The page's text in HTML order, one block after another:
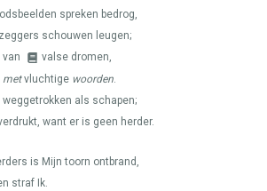
spreken bedrog,
schouwen leugen;
van
valse dromen,
metvluchtige woorden.
als schapen;
want er is geen herder.
is Mijn toorn ontbrand,
straf Ik.